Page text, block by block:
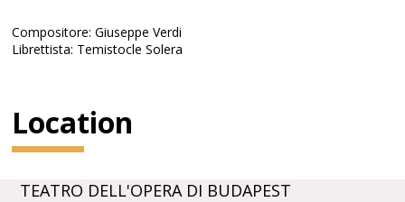
Compositore: Giuseppe Verdi
Librettista: Temistocle Solera
Location
TEATRO DELL'OPERA DI BUDAPEST